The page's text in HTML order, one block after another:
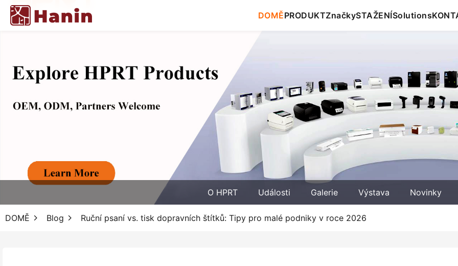
DOMĚPRODUKTZnačkySTAŽENÍSolutions
O HPRT Události Galerie Výstava Novinky
DOMĚ Blog Ruční psaní vs. tisk dopravních štítků: Tipy pro malé podniky v roce 2026